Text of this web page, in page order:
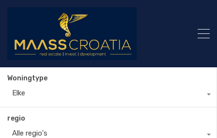
Woningtype
Elke
regio
Alle regio's